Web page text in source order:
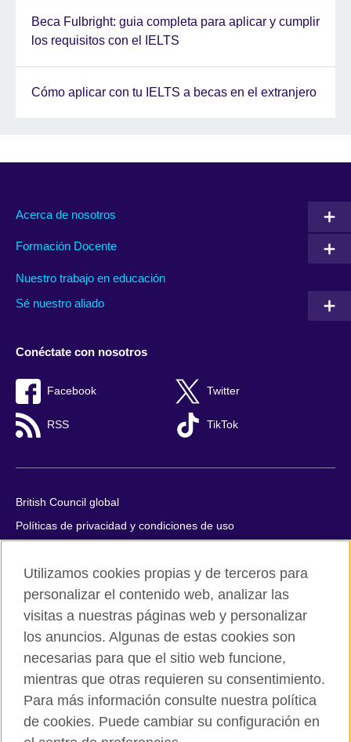
Beca Fulbright: guia completa para aplicar y cumplir
los requisitos con el IELTS
Cómo aplicar con tu IELTS a becas en el extranjero
Acerca de nosotros
Formación Docente
Nuestro trabajo en educación
Sé nuestro aliado
Conéctate con nosotros
Facebook Twitter
RSS TikTok
British Council global
Políticas de privacidad y condiciones de uso
Cookies
Quejas y comentarios
Mapa del sitio
© 2026 British Council
All cultural activities in Mexico are carried out by British Council
Asociados A.C., a not-for-profit entity established to undertake
cultural activities, including the promotion and diffusion of British
culture in Mexico, the fostering of cultural relations and mutual
Utilizamos cookies propias y de terceros para
personalizar el contenido web, analizar las
visitas a nuestras páginas web y personalizar
los anuncios. Algunas de estas cookies son
necesarias para que el sitio web funcione,
mientras que otras requieren su consentimiento.
Para más información consulte nuestra política
de cookies. Puede cambiar su configuración en